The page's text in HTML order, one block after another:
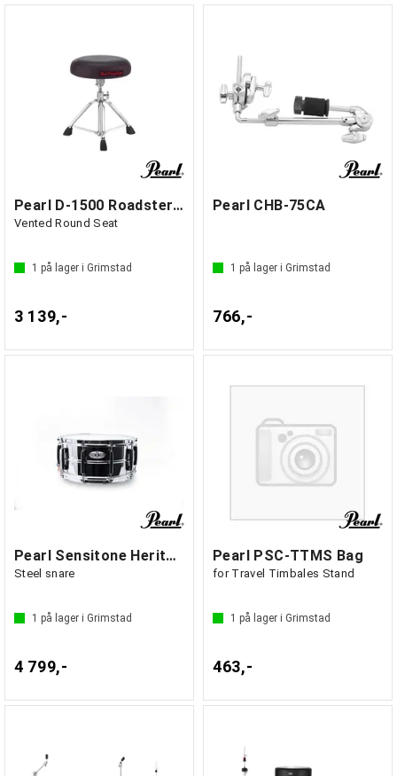
Pearl D-1500 Roadster Drum Throne
Vented Round Seat
1 på lager i Grimstad
3 139,-
Pearl CHB-75CA
1 på lager i Grimstad
766,-
Pearl Sensitone Heritage Alloy 14"x6.5"
Steel snare
1 på lager i Grimstad
4 799,-
Pearl PSC-TTMS Bag
for Travel Timbales Stand
1 på lager i Grimstad
463,-